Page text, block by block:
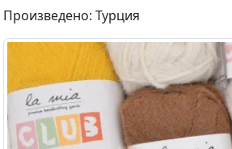
Произведено: Турция